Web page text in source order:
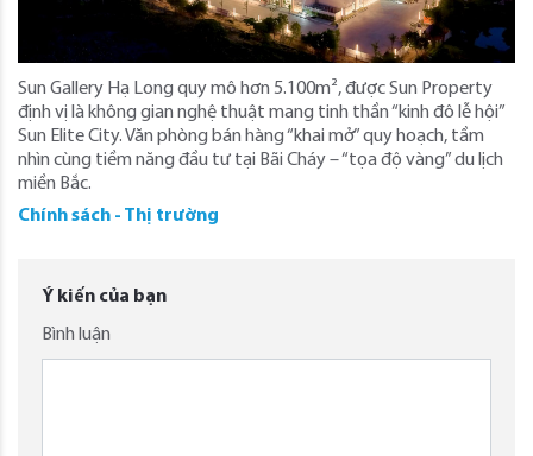
Sun Gallery Hạ Long quy mô hơn 5.100m², được Sun Property
định vị là không gian nghệ thuật mang tinh thần “kinh đô lễ hội”
Sun Elite City. Văn phòng bán hàng “khai mở” quy hoạch, tầm
nhìn cùng tiềm năng đầu tư tại Bãi Cháy – “tọa độ vàng” du lịch
miền Bắc.
Chính sách - Thị trường
Ý kiến của bạn
Bình luận